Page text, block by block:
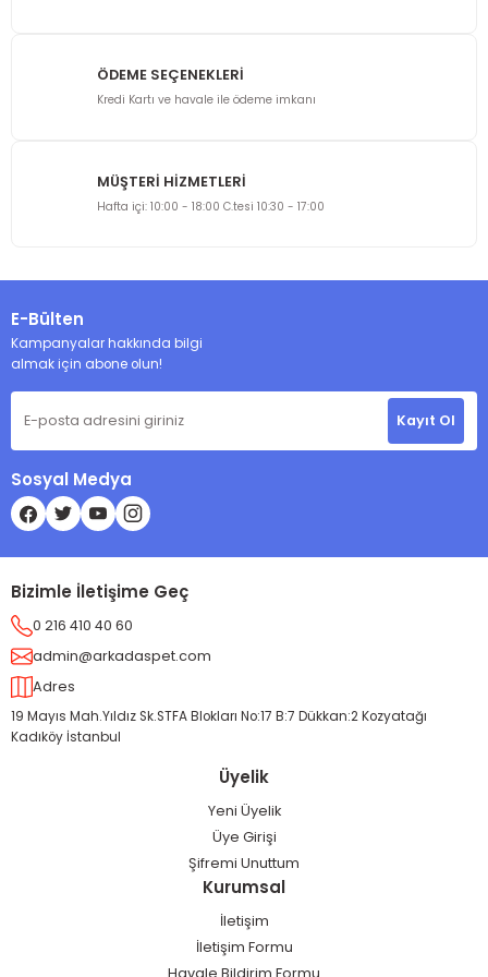
ÖDEME SEÇENEKLERİ
Kredi Kartı ve havale ile ödeme imkanı
MÜŞTERİ HİZMETLERİ
Hafta içi: 10:00 - 18:00 C.tesi 10:30 - 17:00
E-Bülten
Kampanyalar hakkında bilgi
almak için abone olun!
Kayıt Ol
Sosyal Medya
Bizimle İletişime Geç
0 216 410 40 60
admin@arkadaspet.com
Adres
19 Mayıs Mah.Yıldız Sk.STFA Blokları No:17 B:7 Dükkan:2 Kozyatağı
Kadıköy İstanbul
Üyelik
Yeni Üyelik
Üye Girişi
Şifremi Unuttum
Kurumsal
İletişim
İletişim Formu
Havale Bildirim Formu